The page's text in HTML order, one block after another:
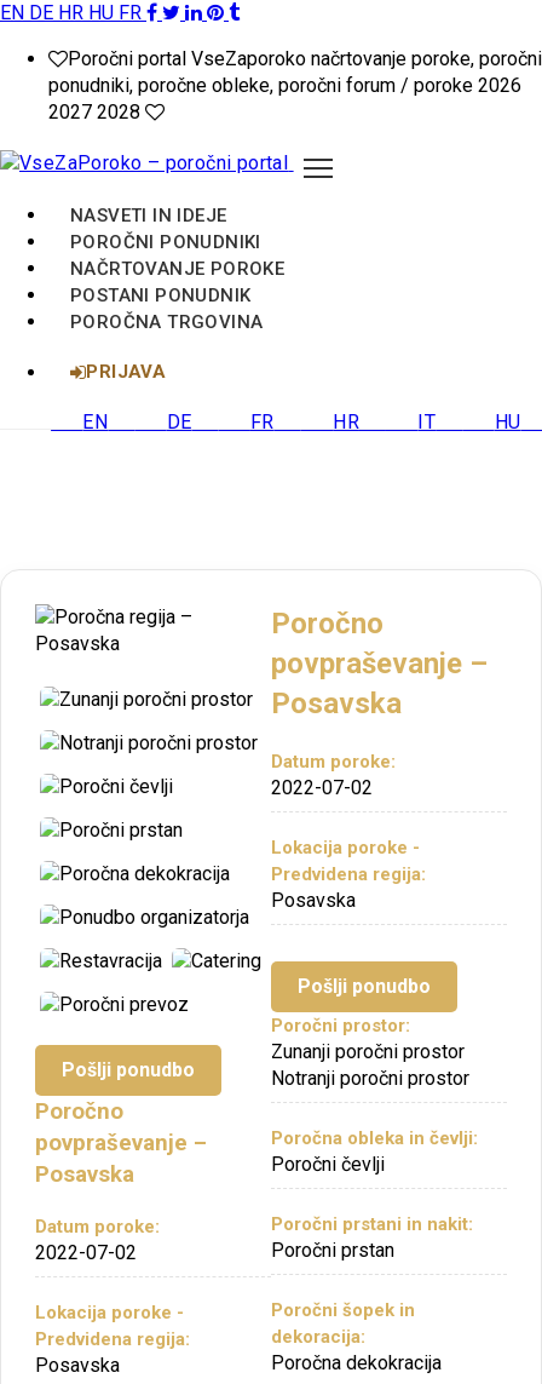
VseZaPoroko.net
Poročni
portal
za
načrtovanje
EN DE HR HU FR
Poročni portal VseZaporoko načrtovanje poroke, poročni
ponudniki, poročne obleke, poročni forum / poroke 2026
2027 2028
NASVETI IN IDEJE
POROČNI PONUDNIKI
NAČRTOVANJE POROKE
POSTANI PONUDNIK
POROČNA TRGOVINA
PRIJAVA
EN DE FR HR IT HU
Pošlji ponudbo
Poročno
povpraševanje –
Posavska
Datum poroke:
2022-07-02
Lokacija poroke -
Predvidena regija:
Posavska
Poročno
povpraševanje –
Posavska
Datum poroke:
2022-07-02
Lokacija poroke -
Predvidena regija:
Posavska
Pošlji ponudbo
Poročni prostor:
Zunanji poročni prostor
Notranji poročni prostor
Poročna obleka in čevlji:
Poročni čevlji
Poročni prstani in nakit:
Poročni prstan
Poročni šopek in
dekoracija:
Poročna dekokracija